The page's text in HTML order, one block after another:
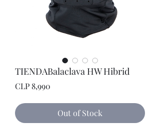
TIENDABalaclava HW Hibrid
CLP 8,990
Out of Stock